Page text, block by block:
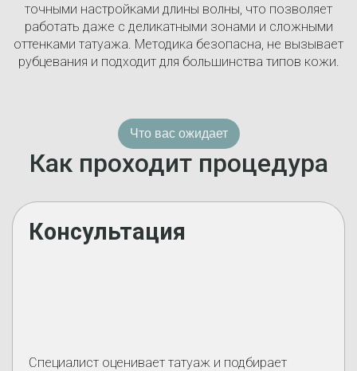
точными настройками длины волны, что позволяет
работать даже с деликатными зонами и сложными
оттенками татуажа. Методика безопасна, не вызывает
рубцевания и подходит для большинства типов кожи.
Что вас ожидает
Как проходит процедура
Консультация
Специалист оценивает татуаж и подбирает